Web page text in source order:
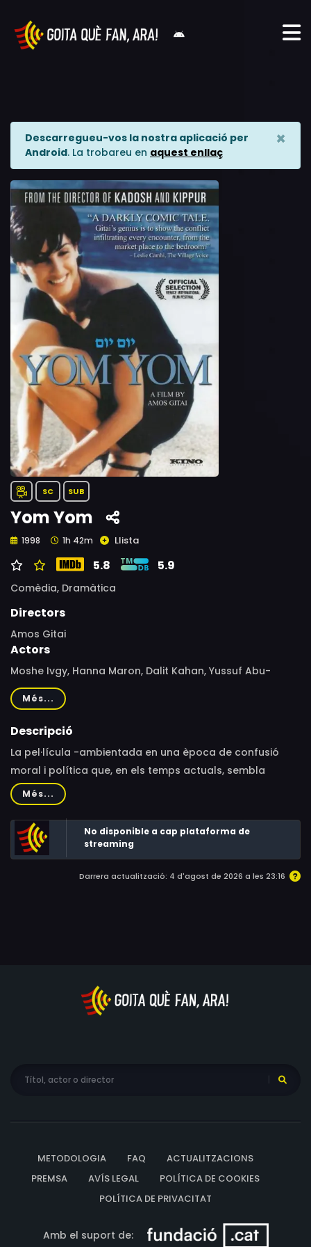
Descarregueu-vos la nostra aplicació per
Android. La trobareu en aquest enllaç
×
SC SUB
Yom Yom
1998 1h 42m Llista
5.8 5.9
Comèdia, Dramàtica
Directors
Amos Gitai
Actors
Moshe Ivgy, Hanna Maron, Dalit Kahan, Yussuf Abu-
Warda, Nataly Attiya, Anne Petit-Lagrange, Samuel
Calderon, Gassan Abbas, Keren Mor, Irit Gidron, David
Cohen
Més...
Descripció
La pel·lícula -ambientada en una època de confusió
moral i política que, en els temps actuals, sembla
gairebé idíl·lica- està estructurada per un seguit de
petits dilemes que tenen com a teló de fons un
marasme molt més gran: cap a on es dirigeix el país?
Més...
No disponible a cap plataforma de
streaming
Darrera actualització: 4 d'agost de 2026 a les 23:16
METODOLOGIA FAQ
ACTUALITZACIONS
PREMSA
AVÍS LEGAL
POLÍTICA DE COOKIES
POLÍTICA DE PRIVACITAT
Amb el suport de: